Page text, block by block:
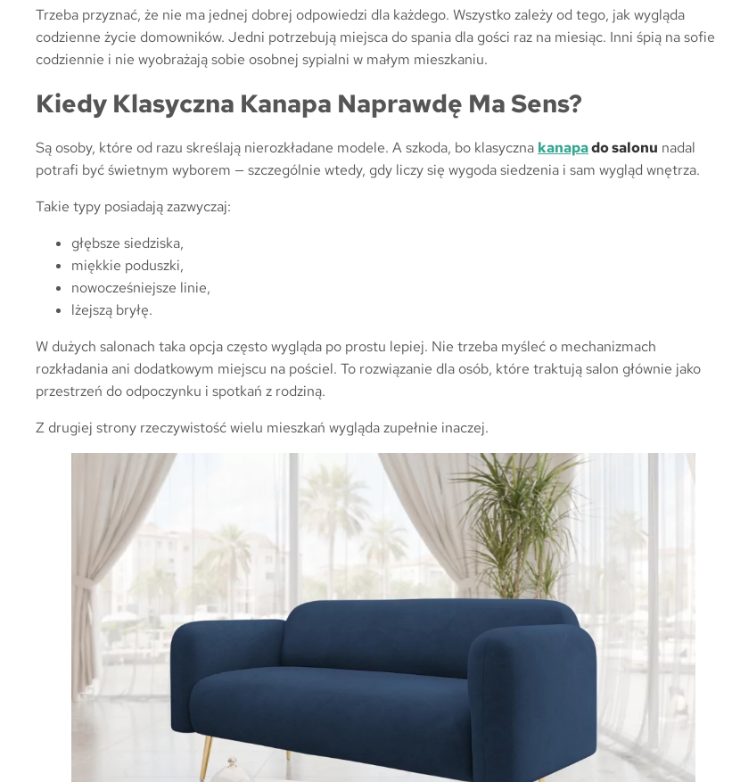
Trzeba przyznać, że nie ma jednej dobrej odpowiedzi dla każdego. Wszystko zależy od tego, jak wygląda
codzienne życie domowników. Jedni potrzebują miejsca do spania dla gości raz na miesiąc. Inni śpią na sofie
codziennie i nie wyobrażają sobie osobnej sypialni w małym mieszkaniu.
Kiedy Klasyczna Kanapa Naprawdę Ma Sens?
Są osoby, które od razu skreślają nierozkładane modele. A szkoda, bo klasyczna kanapado salonu nadal
potrafi być świetnym wyborem — szczególnie wtedy, gdy liczy się wygoda siedzenia i sam wygląd wnętrza.
Takie typy posiadają zazwyczaj:
głębsze siedziska,
miękkie poduszki,
nowocześniejsze linie,
lżejszą bryłę.
W dużych salonach taka opcja często wygląda po prostu lepiej. Nie trzeba myśleć o mechanizmach
rozkładania ani dodatkowym miejscu na pościel. To rozwiązanie dla osób, które traktują salon głównie jako
przestrzeń do odpoczynku i spotkań z rodziną.
Z drugiej strony rzeczywistość wielu mieszkań wygląda zupełnie inaczej.